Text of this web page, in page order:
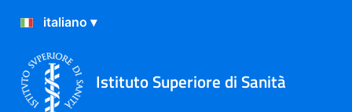
Istituto Superiore di Sanità